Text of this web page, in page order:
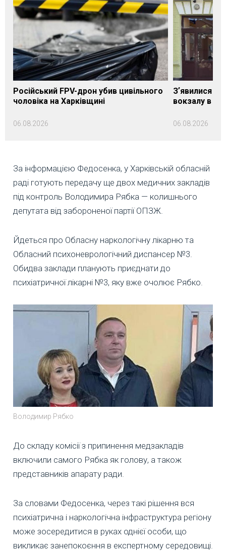
Російський FPV-дрон убив цивільного
чоловіка на Харківщині
06.08.2026
Зʼявилися
вокзалу в
06.08.2026
За інформацією Федосенка, у Харківській обласній
раді готують передачу ще двох медичних закладів
під контроль Володимира Рябка — колишнього
депутата від забороненої партії ОПЗЖ.
Йдеться про Обласну наркологічну лікарню та
Обласний психоневрологічний диспансер №3.
Обидва заклади планують приєднати до
психіатричної лікарні №3, яку вже очолює Рябко.
Володимир Рябко​​​​​
До складу комісії з припинення медзакладів
включили самого Рябка як голову, а також
представників апарату ради.
За словами Федосенка, через такі рішення вся
психіатрична і наркологічна інфраструктура регіону
може зосередитися в руках однієї особи, що
викликає занепокоєння в експертному середовищі.